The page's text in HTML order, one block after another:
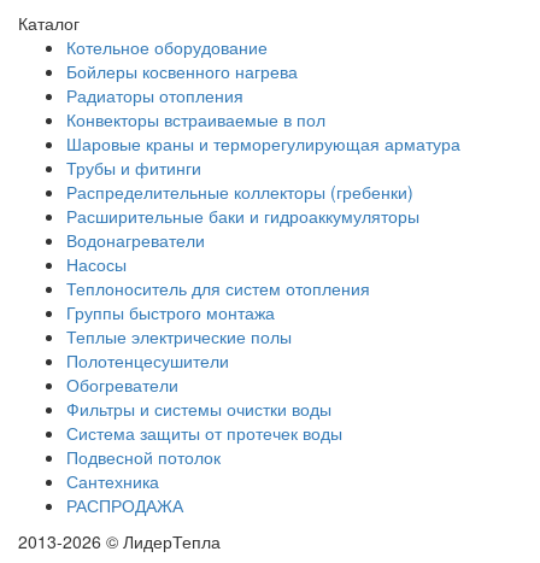
Каталог
Котельное оборудование
Бойлеры косвенного нагрева
Радиаторы отопления
Конвекторы встраиваемые в пол
Шаровые краны и терморегулирующая арматура
Трубы и фитинги
Распределительные коллекторы (гребенки)
Расширительные баки и гидроаккумуляторы
Водонагреватели
Насосы
Теплоноситель для систем отопления
Группы быстрого монтажа
Теплые электрические полы
Полотенцесушители
Обогреватели
Фильтры и системы очистки воды
Система защиты от протечек воды
Подвесной потолок
Сантехника
РАСПРОДАЖА
2013-2026 © ЛидерТепла